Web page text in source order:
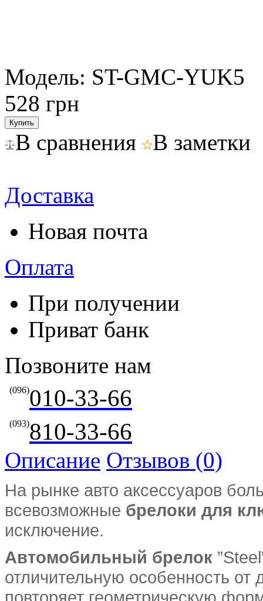
Модель: ST-GMC-YUK5
528 грн
В сравнения
В заметки
Доставка
Новая почта
Оплата
При получении
Приват банк
Позвоните нам
(096)010-33-66
(093)810-33-66
Описание Отзывов (0)
На рынке авто аксессуаров
всевозможные брелоки для
исключение.
Автомобильный брелок
отличительную особенность от
повторяет геометрическую